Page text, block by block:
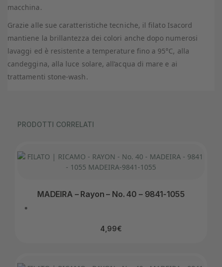
macchina.
Grazie alle sue caratteristiche tecniche, il filato Isacord
mantiene la brillantezza dei colori anche dopo numerosi
lavaggi ed è resistente a temperature fino a 95°C, alla
candeggina, alla luce solare, all’acqua di mare e ai
trattamenti stone-wash.
PRODOTTI CORRELATI
MADEIRA – Rayon – No. 40 – 9841-1055
4,99€